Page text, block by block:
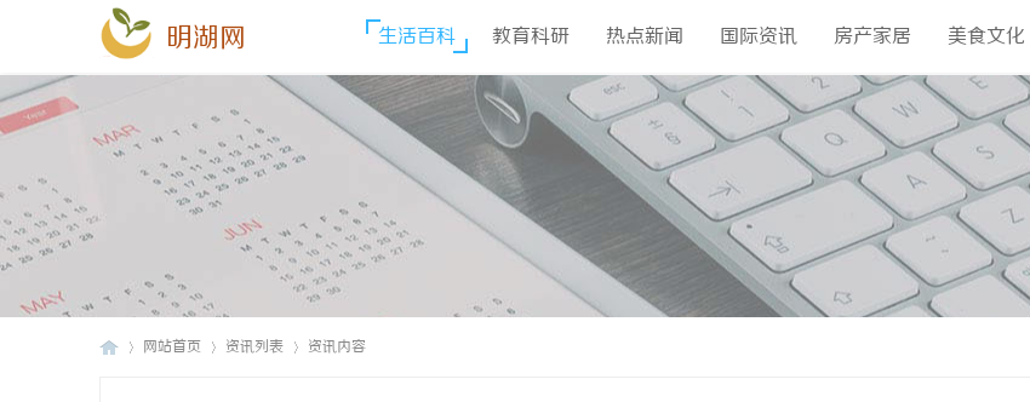
明湖网 生活百科 教育科研 热点新闻 国际资讯 房产家居 美食文化
网站首页 资讯列表 资讯内容